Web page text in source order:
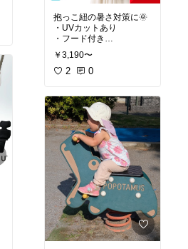
ただちょっと、冒険家み
たいと夫に言われました
（笑）😂
確かに。
#夏#暑さ対策
抱っこ紐の暑さ対策に🌞
・UVカットあり
・フード付き
・保冷剤も、ハンディー
ファンも入れられる
も暑くて大変💦
これがあると、少しお出
かけが楽になります☺️✨
わが家は、抱っこ紐と、
ベビーカーで活躍しまし
た！
#夏 #暑さ対策#抱っこ紐
ベビーカー #ママに優し
い
￥3,190〜
2 0